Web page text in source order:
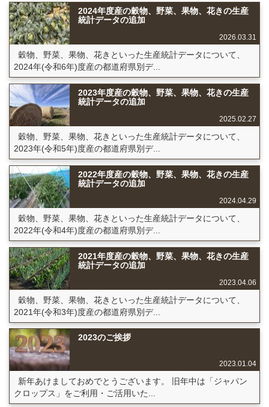
2024年度産の穀物、野菜、果物、花きの生産
統計データの追加
2026.03.31
穀物、野菜、果物、花きといった生産統計データについて、
2024年(令和6年)度産の都道府県別デ...
2023年度産の穀物、野菜、果物、花きの生産
統計データの追加
2025.02.27
穀物、野菜、果物、花きといった生産統計データについて、
2023年(令和5年)度産の都道府県別デ...
2022年度産の穀物、野菜、果物、花きの生産
統計データの追加
2024.04.29
穀物、野菜、果物、花きといった生産統計データについて、
2022年(令和4年)度産の都道府県別デ...
2021年度産の穀物、野菜、果物、花きの生産
統計データの追加
2023.04.06
穀物、野菜、果物、花きといった生産統計データについて、
2021年(令和3年)度産の都道府県別デ...
2023のご挨拶
2023.01.04
新年あけましておめでとうございます。 旧年中は「ジャパン
クロップス」をご利用・ご活用いた...